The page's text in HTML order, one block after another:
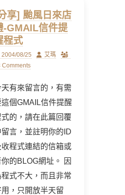
享] 颱風日來店
-GMAIL信件提
程式
2004/08/25 Author
艾瑪
Comments
天有來留言的，有需
這個GMAIL信件提醒
式的，請在此篇回覆
留言，並註明你的ID
收程式連結的信箱或
的BLOG網址。 因
程式不大，而且非常
用，只開放半天留